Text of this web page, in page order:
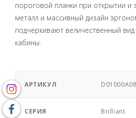
пороговой планки при открытии и
металл и массивный дизайн
подчеркивают величественный
кабины.
АРТИКУЛ
СЕРИЯ Brilliant